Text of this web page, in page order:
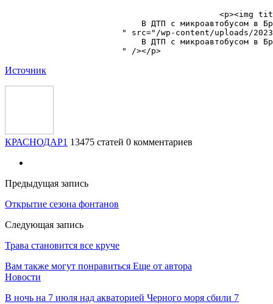
<p><img
​В ДТП с микроавтобусом в
" src="/wp-content/uploads/
​В ДТП с микроавтобусом в
Источник
КРАСНОДАР1 13475 статей 0 комментариев
Предыдущая запись
Открытие сезона фонтанов
Следующая запись
Трава становится все круче
Вам также могут понравиться Еще от автора
Новости
В ночь на 7 июля над акваторией Черного моря сбили 7